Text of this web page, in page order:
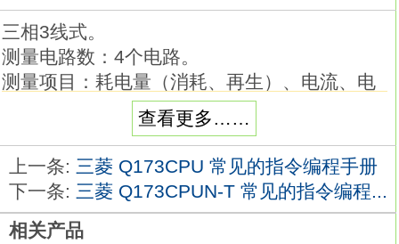
三相3线式。
测量电路数：4个电路。
测量项目：耗电量（消耗、再生）、电流、电
压、功率、功率因素等。
可简单地测量多种能量信息的电能测量模块产
品群。
仅用一个模块，即可测量与电量（消耗及再
生）、无功电量、电流、电压、功率、功率因
数以及频率有关的各种详细信息。
查看更多……
上一条: 三菱 Q173CPU 常见的指令编程手册
下一条: 三菱 Q173CPUN-T 常见的指令编程...
相关产品